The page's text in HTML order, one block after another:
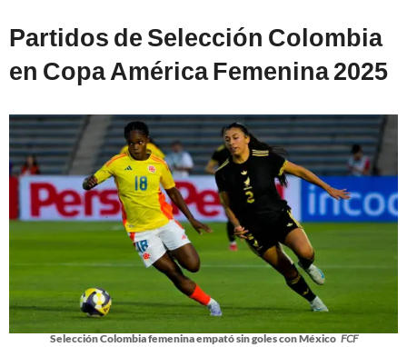
Partidos de Selección Colombia
en Copa América Femenina 2025
Selección Colombia femenina empató sin goles con México FCF